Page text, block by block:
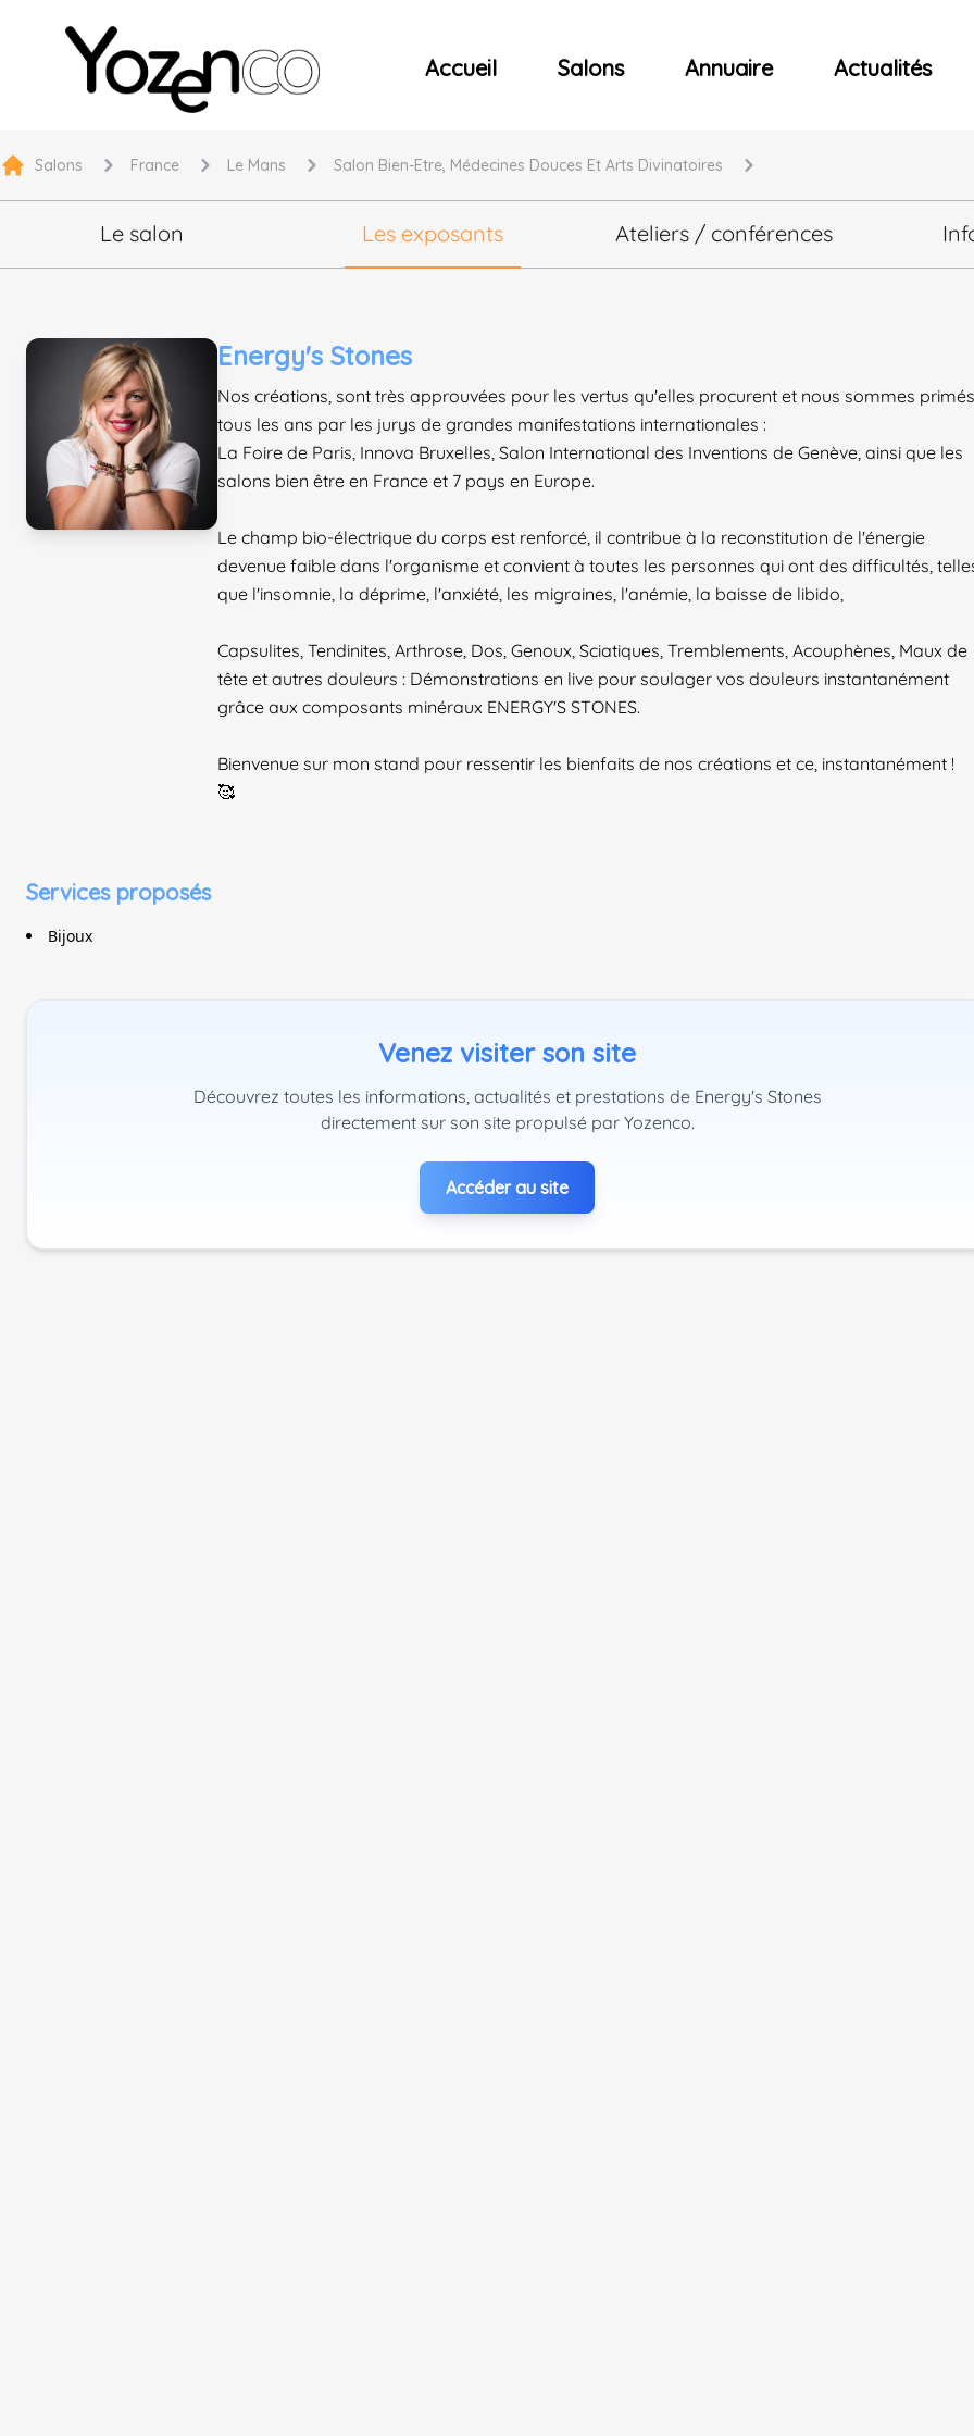
Yozenco - Organisateur de Salons, Evénements et Concerts
Accueil Salons Annuaire Actualités
Salons France Le Mans Salon Bien-Etre, Médecines Douces Et Arts Divinatoires
Le salon Les exposants Ateliers / conférences
Energy's Stones
Nos créations, sont très approuvées pour les vertus qu'elles procurent et nous sommes primés
tous les ans par les jurys de grandes manifestations internationales :
La Foire de Paris, Innova Bruxelles, Salon International des Inventions de Genève, ainsi que les
salons bien être en France et 7 pays en Europe.
Le champ bio-électrique du corps est renforcé, il contribue à la reconstitution de l'énergie
devenue faible dans l'organisme et convient à toutes les personnes qui ont des difficultés,
que l'insomnie, la déprime, l'anxiété, les migraines, l'anémie, la baisse de libido,
Capsulites, Tendinites, Arthrose, Dos, Genoux, Sciatiques, Tremblements, Acouphènes, Maux de
tête et autres douleurs : Démonstrations en live pour soulager vos douleurs instantanément
grâce aux composants minéraux ENERGY'S STONES.
Bienvenue sur mon stand pour ressentir les bienfaits de nos créations et ce, instantanément !
🥰
Services proposés
Bijoux
Venez visiter son site
Découvrez toutes les informations, actualités et prestations de Energy's Stones
directement sur son site propulsé par Yozenco.
Accéder au site